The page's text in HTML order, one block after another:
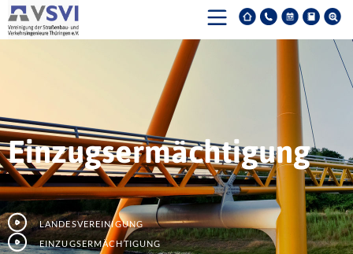
Einzugsermächtigung
Landesvereinigung
Einzugsermächtigung